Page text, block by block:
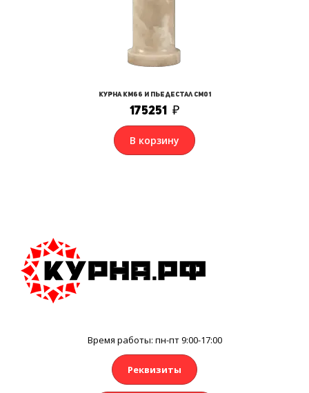
Курна КМ66 и Пьедестал СМ01
175251 ₽
В корзину
Время работы: пн-пт 9:00-17:00
Реквизиты